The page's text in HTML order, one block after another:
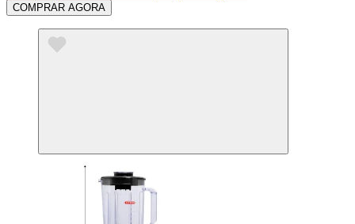
COMPRAR AGORA